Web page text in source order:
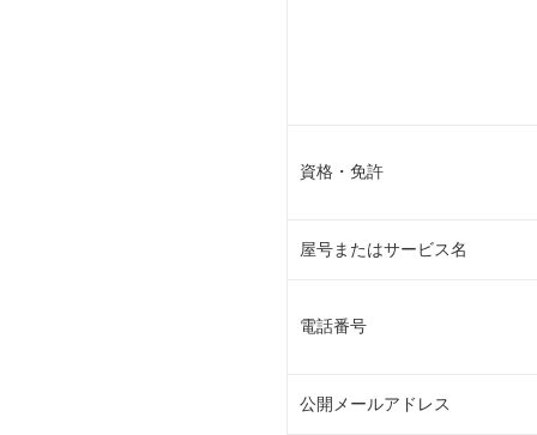
資格・免許
屋号またはサービス名
電話番号
公開メールアドレス